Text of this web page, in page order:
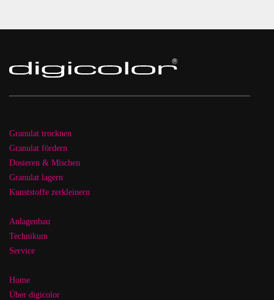
Granulat trocknen
Granulat fördern
Dosieren & Mischen
Granulat lagern
Kunststoffe zerkleinern
Anlagenbau
Technikum
Service
Home
Über digicolor